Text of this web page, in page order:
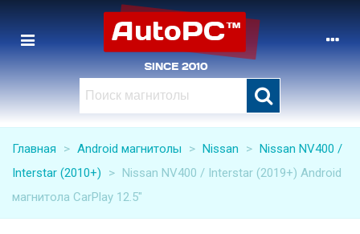
Главная > Android магнитолы > Nissan > Nissan NV400 /
Interstar (2010+)
> Nissan NV400 / Interstar (2019+) Android
магнитола CarPlay 12.5"